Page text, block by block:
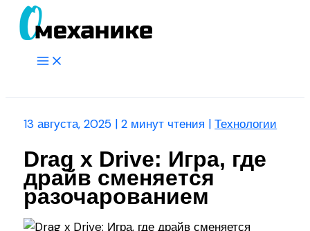
Перейти
Main
13 августа, 2025 |2 минут чтения |Технологии
Drag x Drive: Игра, где
драйв сменяется
разочарованием